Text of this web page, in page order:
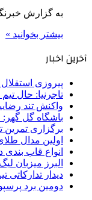
به گزارش
بیشتر بخوانید »
آخرین اخبار
پیروزی
تاجرنیا: حال
واکنش تند
باشگاه گل گهر:
برگزاری تمرین
اولین مدال
انواع قاب
البرز میزبان
دیدار
دومین برد